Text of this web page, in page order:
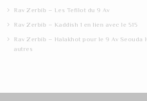
Rav Zerbib – Les Tefilot du 9 Av
Rav Zerbib – Kaddish 1 en lien avec le 515
Rav Zerbib – Halakhot pour le 9 Av Seouda
autres